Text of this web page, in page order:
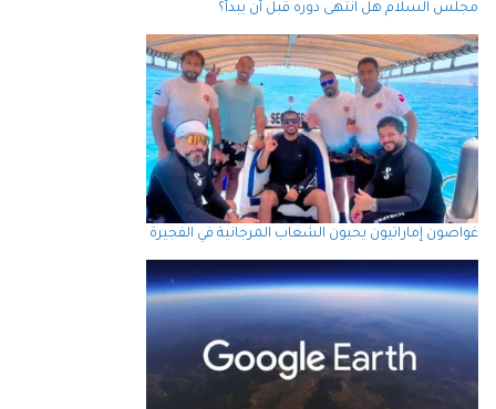
مجلس السلام هل انتهى دوره قبل أن يبدأ؟
غواصون إماراتيون يحيون الشعاب المرجانية في الفجيرة